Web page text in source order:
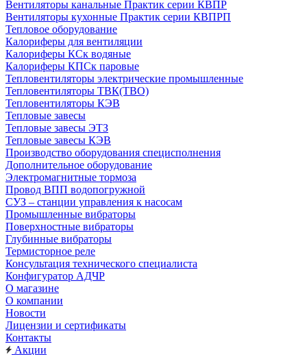
Вентиляторы канальные Практик серии КВПР
Вентиляторы кухонные Практик серии КВПРП
Тепловое оборудование
Калориферы для вентиляции
Калориферы КСк водяные
Калориферы КПСк паровые
Тепловентиляторы электрические промышленные
Тепловентиляторы ТВК(ТВО)
Тепловентиляторы КЭВ
Тепловые завесы
Тепловые завесы ЭТЗ
Тепловые завесы КЭВ
Производство оборудования специсполнения
Дополнительное оборудование
Электромагнитные тормоза
Провод ВПП водопогружной
СУЗ – станции управления к насосам
Промышленные вибраторы
Поверхностные вибраторы
Глубинные вибраторы
Термисторное реле
Консультация технического специалиста
Конфигуратор АДЧР
О магазине
О компании
Новости
Лицензии и сертификаты
Контакты
Акции